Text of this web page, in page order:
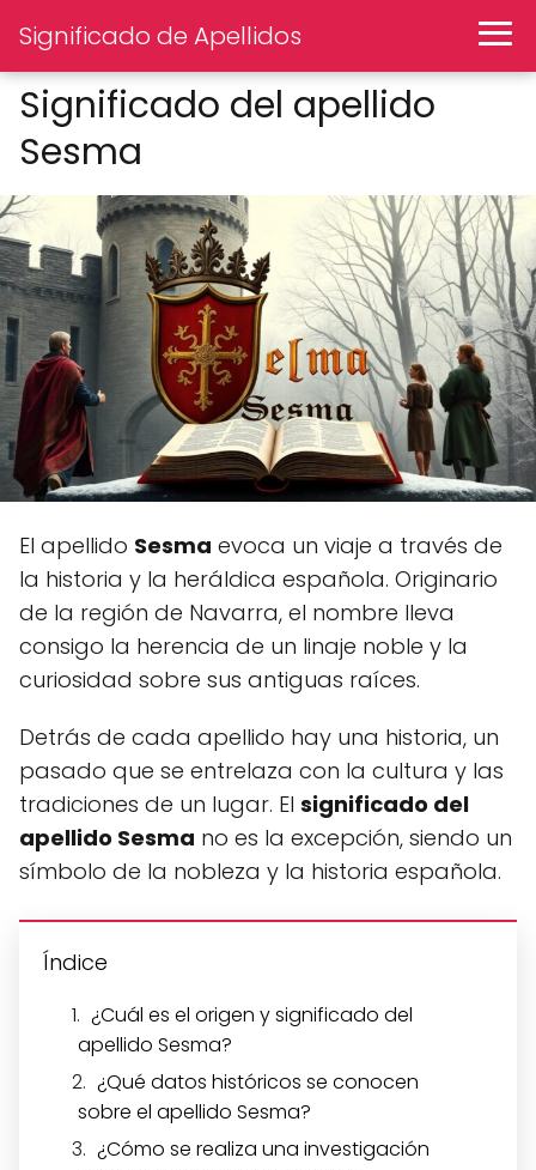
Significado de Apellidos
Significado del apellido
Sesma
El apellido Sesma evoca un viaje a través de
la historia y la heráldica española. Originario
de la región de Navarra, el nombre lleva
consigo la herencia de un linaje noble y la
curiosidad sobre sus antiguas raíces.
Detrás de cada apellido hay una historia, un
pasado que se entrelaza con la cultura y las
tradiciones de un lugar. El significado del
apellido Sesma no es la excepción, siendo un
símbolo de la nobleza y la historia española.
Índice
¿Cuál es el origen y significado del
apellido Sesma?
¿Qué datos históricos se conocen
sobre el apellido Sesma?
¿Cómo se realiza una investigación